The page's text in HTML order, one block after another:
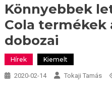
Könnyebbek
Cola
dobozai
Hírek Kiemelt
2020-02-14 Tokaji Tamás